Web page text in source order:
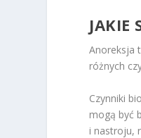
JAKIE
Anoreksja
różnych
Czynniki
mogą być
i nastroju,